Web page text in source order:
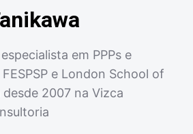
em PPPs e
e London School of
2007 na Vizca